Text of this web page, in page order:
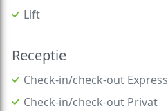
Lift
Receptie
Check-in/check-out Express
Check-in/check-out Privat